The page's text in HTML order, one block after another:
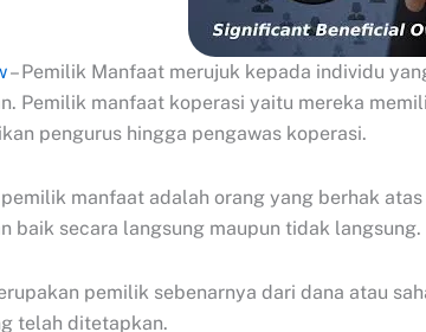
– Pemilik Manfaat merujuk kepada individu
Pemilik manfaat koperasi yaitu mereka
pengurus hingga pengawas koperasi.
manfaat adalah orang yang berhak
baik secara langsung maupun tidak langsung.
pemilik sebenarnya dari dana atau
telah ditetapkan.